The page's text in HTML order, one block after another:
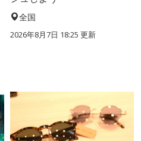
全国
2026年8月7日 18:25 更新